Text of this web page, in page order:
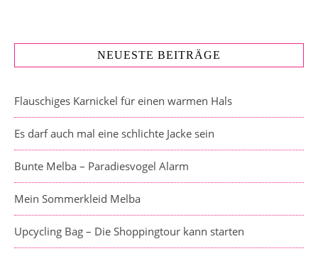
NEUESTE BEITRÄGE
Flauschiges Karnickel für einen warmen Hals
Es darf auch mal eine schlichte Jacke sein
Bunte Melba – Paradiesvogel Alarm
Mein Sommerkleid Melba
Upcycling Bag – Die Shoppingtour kann starten